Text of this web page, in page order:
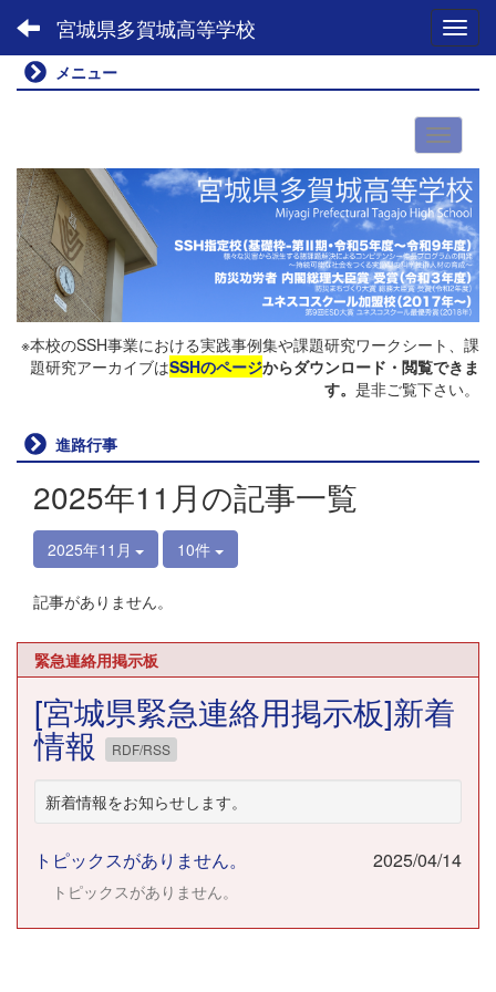
宮城県多賀城高等学校
メニュー
※本校のSSH事業における実践事例集や課題研究ワークシート、課
題研究アーカイブはSSHのページからダウンロード・閲覧できま
す。 是非ご覧下さい。
進路行事
2025年11月の記事一覧
2025年11月 10件
記事がありません。
緊急連絡用掲示板
[宮城県緊急連絡用掲示板]新着
情報 RDF/RSS
新着情報をお知らせします。
トピックスがありません。 2025/04/14
トピックスがありません。